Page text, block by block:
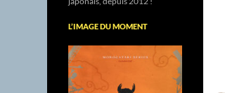
L’IMAGE DU MOMENT